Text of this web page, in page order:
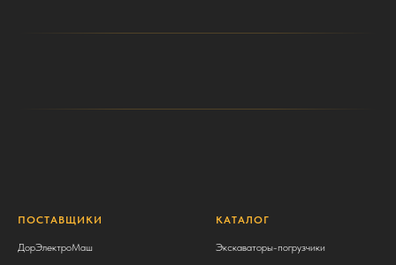
ПОСТАВЩИКИ
ДорЭлектроМаш
КАТАЛОГ
Экскаваторы-погрузчики